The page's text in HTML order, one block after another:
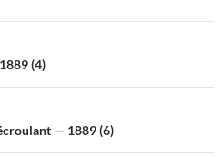
(4)
— 1889 (6)